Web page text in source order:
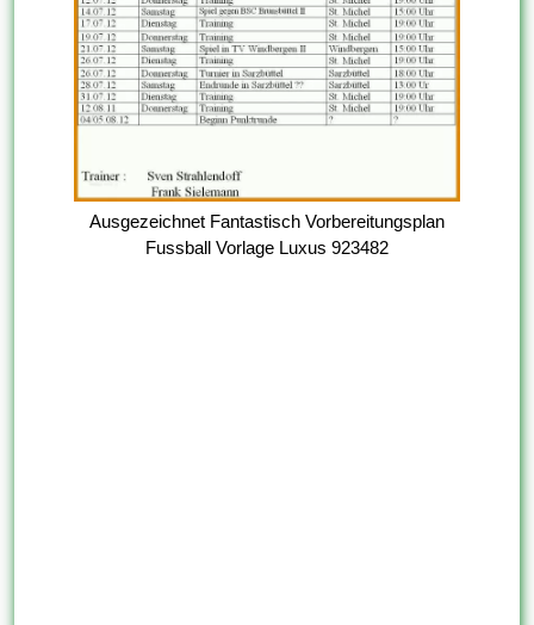
Ausgezeichnet Fantastisch Vorbereitungsplan
Fussball Vorlage Luxus 923482